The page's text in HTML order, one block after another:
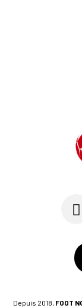
Depuis 2018, FOOT